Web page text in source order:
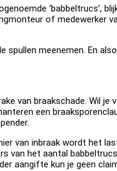
of medewerker
spullen meenemen.
van braakschade. Wil
een
van inbraak wordt het
van het aantal
aangifte kun je geen